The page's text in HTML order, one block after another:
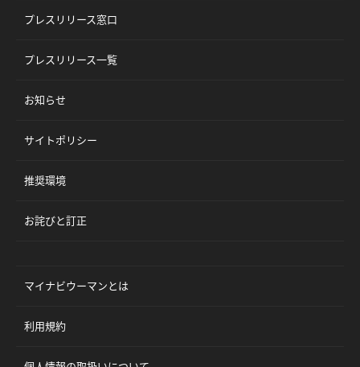
プレスリリース窓口
プレスリリース一覧
お知らせ
サイトポリシー
推奨環境
お詫びと訂正
マイナビウーマンとは
利用規約